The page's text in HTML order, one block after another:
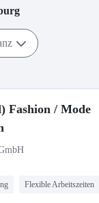
Fashion / Mode
Flexible Arbeitszeiten